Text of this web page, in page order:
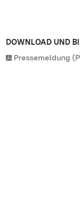
DOWNLOAD UND
Pressemeldung